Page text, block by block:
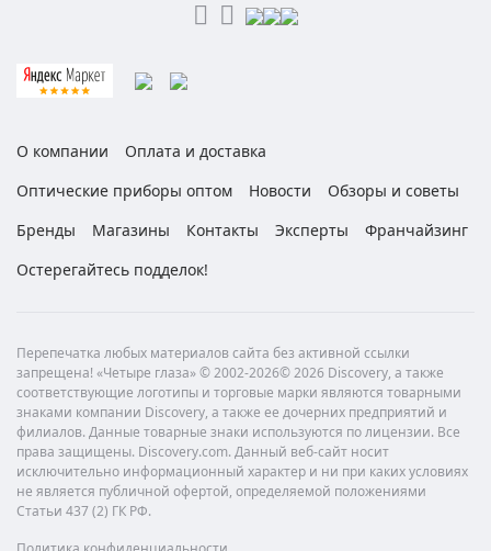
О компании
Оплата и доставка
Оптические приборы оптом
Новости
Обзоры и советы
Бренды
Магазины Контакты Эксперты
Франчайзинг
Остерегайтесь подделок!
Перепечатка любых материалов сайта без активной ссылки
запрещена! «Четыре глаза» © 2002-2026© 2026 Discovery, а также
соответствующие логотипы и торговые марки являются товарными
знаками компании Discovery, а также ее дочерних предприятий и
филиалов. Данные товарные знаки используются по лицензии. Все
права защищены. Discovery.com. Данный веб-сайт носит
исключительно информационный характер и ни при каких условиях
не является публичной офертой, определяемой положениями
Статьи 437 (2) ГК РФ.